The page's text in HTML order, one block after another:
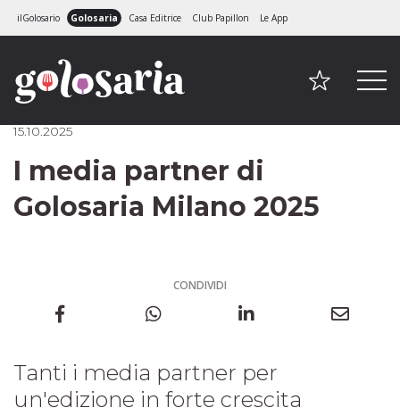
ilGolosario Golosaria Casa Editrice Club Papillon Le App
15.10.2025
I media partner di
Golosaria Milano 2025
CONDIVIDI
Tanti i media partner per
un'edizione in forte crescita